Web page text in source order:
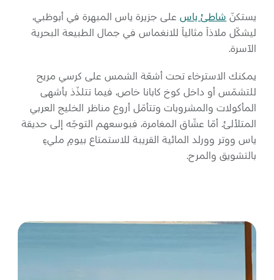
يستكنّ شاطئ ياسعلى جزيرة ياس المبهرة في أبوظبي،
ليشكّل ملاذاً مثالياً للانغماس في جمال الطبيعة البحرية
الآسرة.
يمكنك الاسترخاء تحت أشعّة الشمس على كرسي مريح
للتشمّس أو داخل كوخ كابانا خاص، فيما تتلذّذ بأشهى
المأكولات والمشروبات وتتأمّل أروع مناظر الخليج العربي
المتلألئ. أمّا عشّاق المغامرة، فبوسعهم التوجّه إلى حديقة
ياس ووتر وورلد المائية القريبة للاستمتاع بيومٍ مليءٍ
بالتشويق والمرح.